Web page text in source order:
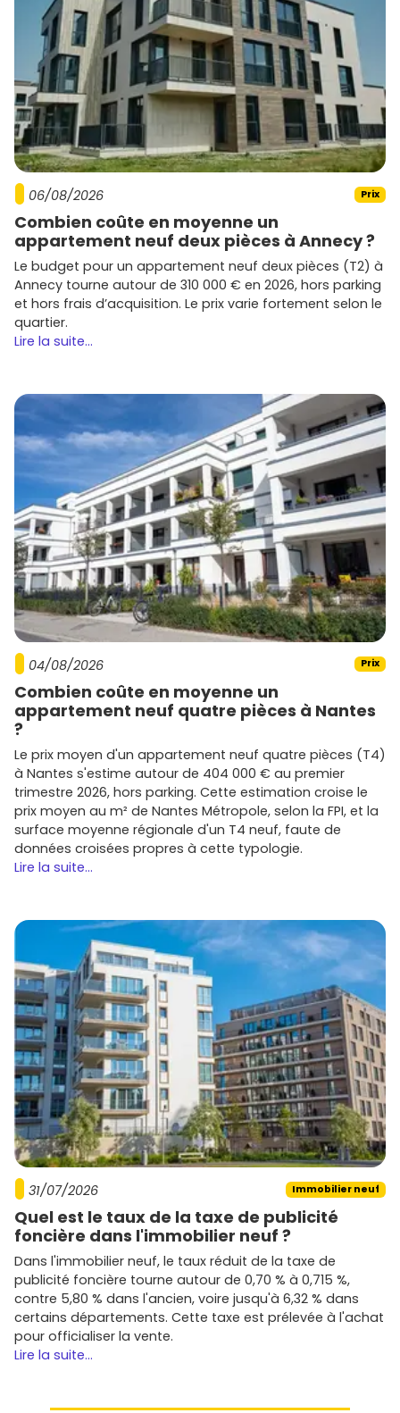
06/08/2026 Prix
Combien coûte en moyenne un
appartement neuf deux pièces à Annecy ?
Le budget pour un appartement neuf deux pièces (T2) à
Annecy tourne autour de 310 000 € en 2026, hors parking
et hors frais d’acquisition. Le prix varie fortement selon le
quartier.
Lire la suite...
04/08/2026 Prix
Combien coûte en moyenne un
appartement neuf quatre pièces à Nantes
?
Le prix moyen d'un appartement neuf quatre pièces (T4)
à Nantes s'estime autour de 404 000 € au premier
trimestre 2026, hors parking. Cette estimation croise le
prix moyen au m² de Nantes Métropole, selon la FPI, et la
surface moyenne régionale d'un T4 neuf, faute de
données croisées propres à cette typologie.
Lire la suite...
31/07/2026 Immobilier neuf
Quel est le taux de la taxe de publicité
foncière dans l'immobilier neuf ?
Dans l'immobilier neuf, le taux réduit de la taxe de
publicité foncière tourne autour de 0,70 % à 0,715 %,
contre 5,80 % dans l'ancien, voire jusqu'à 6,32 % dans
certains départements. Cette taxe est prélevée à l'achat
pour officialiser la vente.
Lire la suite...